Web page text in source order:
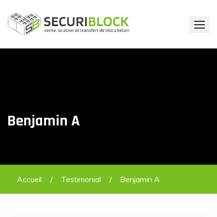
content
Benjamin A
Accueil Testimonial Benjamin A